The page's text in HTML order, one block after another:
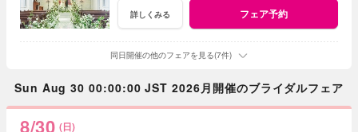
詳しくみる フェア予約
同日開催の他のフェアを見る(7件)
Sun Aug 30 00:00:00 JST 2026月開催のブライダルフェア
8/30 (日)